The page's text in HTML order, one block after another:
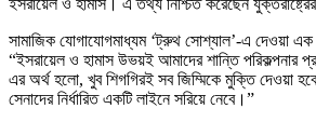
সামাজিক যোগাযোগমাধ্যম ‘ট্রুথ সোশ্যাল’-এ দেওয়া এক
“ইসরায়েল ও হামাস উভয়ই আমাদের শান্তি পরিকল্পনার
এর অর্থ হলো, খুব শিগগিরই সব জিম্মিকে মুক্তি দেওয়া
সেনাদের নির্ধারিত একটি লাইনে সরিয়ে নেবে।”